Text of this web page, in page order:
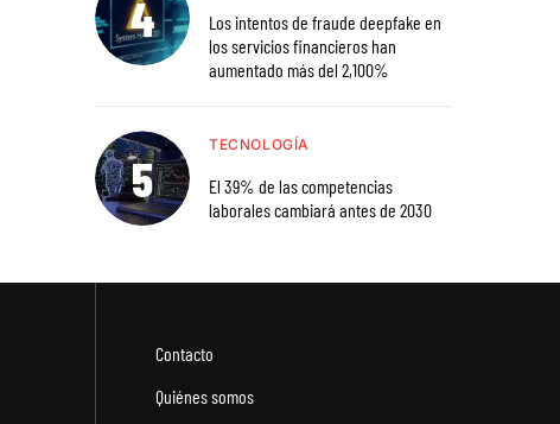
Los intentos de fraude deepfake en
los servicios financieros han
aumentado más del 2,100%
TECNOLOGÍA
El 39% de las competencias
laborales cambiará antes de 2030
Contacto
Quiénes somos